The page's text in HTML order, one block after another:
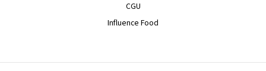
CGU
Influence Food